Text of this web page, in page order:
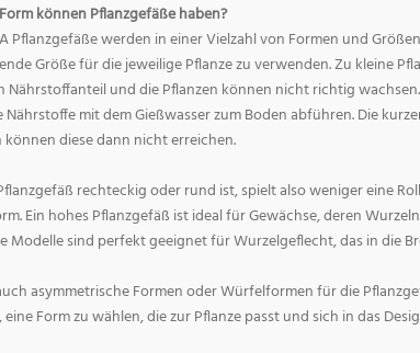
können Pflanzgefäße haben?
Pflanzgefäße werden in einer Vielzahl von Formen und
Größe für die jeweilige Pflanze zu verwenden. Zu kleine
Nährstoffanteil und die Pflanzen können nicht richtig
mit dem Gießwasser zum Boden abführen. Die
können diese dann nicht erreichen.
rechteckig oder rund ist, spielt also weniger eine
Ein hohes Pflanzgefäß ist ideal für Gewächse, deren
Modelle sind perfekt geeignet für Wurzelgeflecht, das in die
asymmetrische Formen oder Würfelformen für die
eine Form zu wählen, die zur Pflanze passt und sich in das